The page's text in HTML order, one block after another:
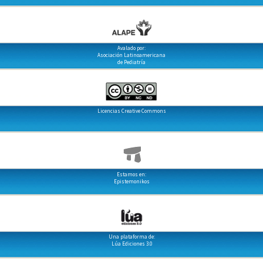
Avalado por:
Asociación Latinoamericana
de Pediatría
Licencias Creative Commons
Estamos en:
Epistemonikos
Una plataforma de:
Lúa Ediciones 3.0